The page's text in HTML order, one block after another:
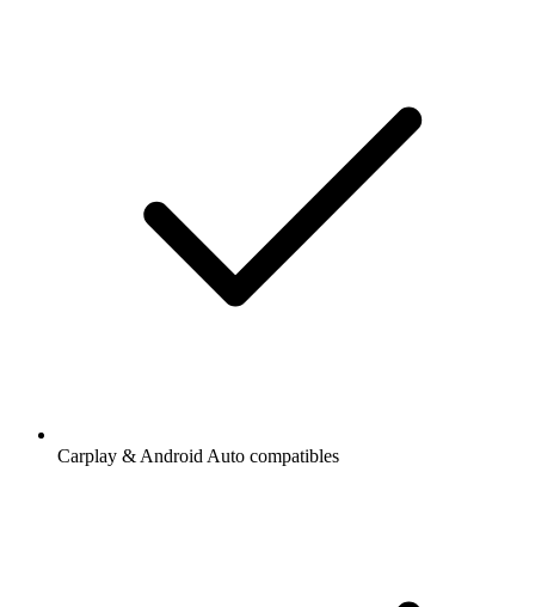
Carplay & Android Auto compatibles